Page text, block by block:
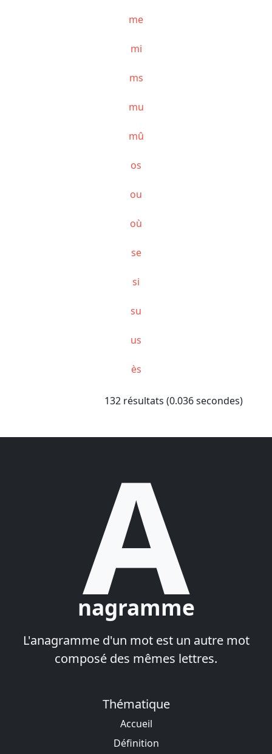
me
mi
ms
mu
mû
os
ou
où
se
si
su
us
ès
132 résultats (0.036 secondes)
A
nagramme
L'anagramme d'un mot est un autre mot
composé des mêmes lettres.
Thématique
Accueil
Définition